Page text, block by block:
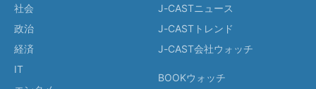
社会
政治
経済
IT
J-CASTニュース
J-CASTトレンド
J-CAST会社ウォッチ
BOOKウォッチ